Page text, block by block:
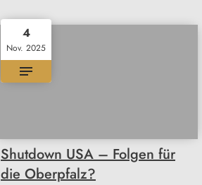
4
Nov. 2025
Shutdown USA – Folgen für
die Oberpfalz?